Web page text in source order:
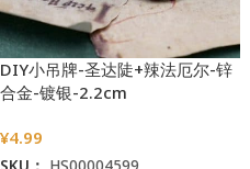
DIY小吊牌-圣达陡+辣法厄尔-锌
合金-镀银-2.2cm
¥4.99